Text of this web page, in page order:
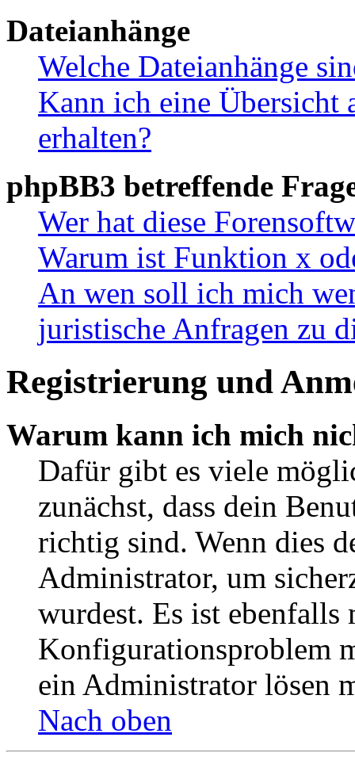
Dateianhänge
Welche Dateianhänge
Kann ich eine Übersicht
erhalten?
phpBB3 betreffende
Wer hat diese
Warum ist Funktion x
An wen soll ich mich
juristische Anfragen zu
Registrierung und
Warum kann ich mich
Dafür gibt es viele
zunächst, dass dein
richtig sind. Wenn dies
Administrator, um
wurdest. Es ist ebenfalls
Konfigurationsproblem
ein Administrator lösen
Nach oben